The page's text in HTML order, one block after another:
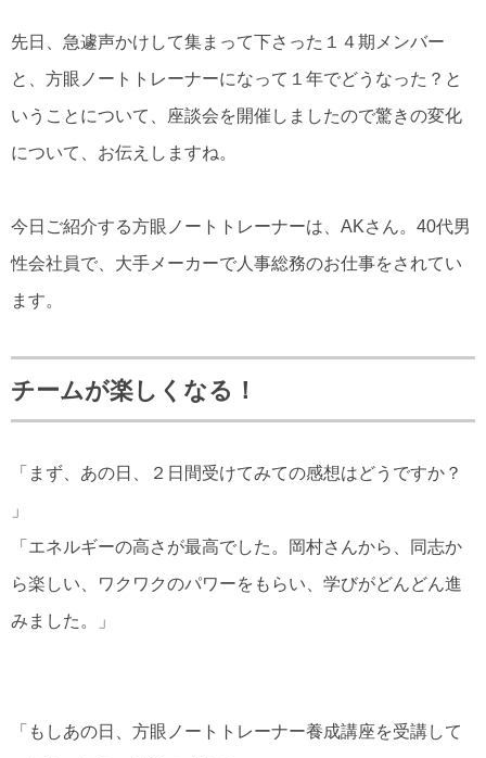
先日、急遽声かけして集まって下さった１４期メンバー
と、方眼ノートトレーナーになって１年でどうなった？と
いうことについて、座談会を開催しましたので驚きの変化
について、お伝えしますね。
今日ご紹介する方眼ノートトレーナーは、AKさん。40代男
性会社員で、大手メーカーで人事総務のお仕事をされてい
ます。
チームが楽しくなる！
「まず、あの日、２日間受けてみての感想はどうですか？
」
「エネルギーの高さが最高でした。岡村さんから、同志か
ら楽しい、ワクワクのパワーをもらい、学びがどんどん進
みました。」
「もしあの日、方眼ノートトレーナー養成講座を受講して